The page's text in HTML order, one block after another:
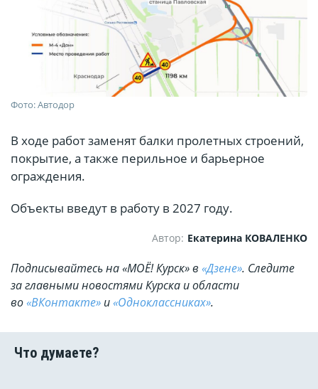
Фото: Автодор
В ходе работ заменят балки пролетных строений,
покрытие, а также перильное и барьерное
ограждения.
Объекты введут в работу в 2027 году.
Автор: Екатерина КОВАЛЕНКО
Подписывайтесь на «МОЁ! Курск» в «Дзене». Cледите
за главными новостями Курска и области
во«ВКонтакте» и«Одноклассниках».